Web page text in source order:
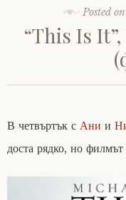
Posted
“This Is
В четвъртък с Ани и
доста рядко, но